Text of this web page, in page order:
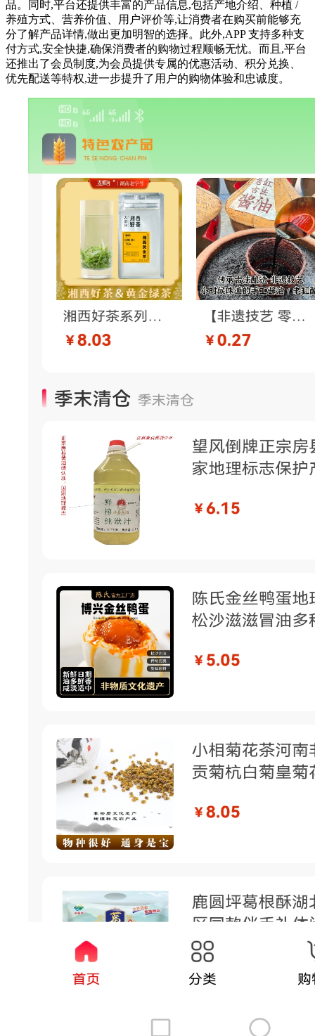
品。同时,平台还提供丰富的产品信息,包括产地介绍、种植 /
养殖方式、营养价值、用户评价等,让消费者在购买前能够充
分了解产品详情,做出更加明智的选择。此外,APP 支持多种支
付方式,安全快捷,确保消费者的购物过程顺畅无忧。而且,平台
还推出了会员制度,为会员提供专属的优惠活动、积分兑换、
优先配送等特权,进一步提升了用户的购物体验和忠诚度。